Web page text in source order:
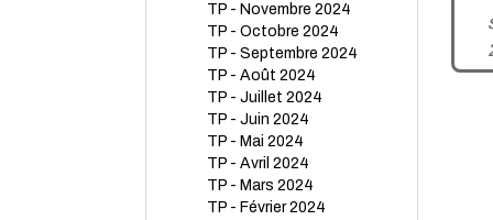
TP - Novembre 2024
TP - Octobre 2024
TP - Septembre 2024
TP - Août 2024
TP - Juillet 2024
TP - Juin 2024
TP - Mai 2024
TP - Avril 2024
TP - Mars 2024
TP - Février 2024